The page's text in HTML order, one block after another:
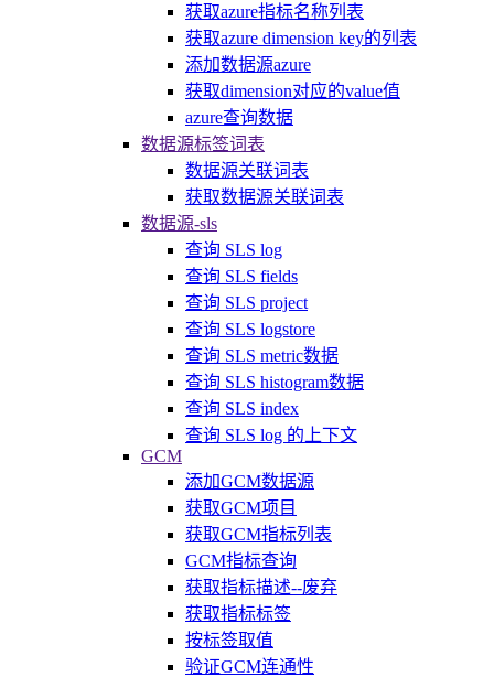
获取azure指标名称列表
获取azure dimension key的列表
添加数据源azure
获取dimension对应的value值
azure查询数据
数据源标签词表
数据源关联词表
获取数据源关联词表
数据源-sls
查询 SLS log
查询 SLS fields
查询 SLS project
查询 SLS logstore
查询 SLS metric数据
查询 SLS histogram数据
查询 SLS index
查询 SLS log 的上下文
GCM
添加GCM数据源
获取GCM项目
获取GCM指标列表
GCM指标查询
获取指标描述--废弃
获取指标标签
按标签取值
验证GCM连通性